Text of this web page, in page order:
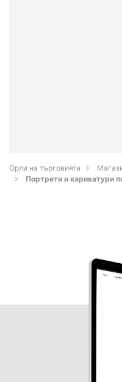
Орли на търговията
Портрети и карикатури